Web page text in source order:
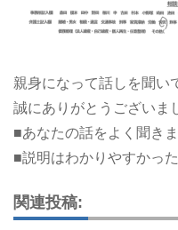
親身になって話しを聞い
誠にありがとうございま
■あなたの話をよく聞き
■説明はわかりやすかっ
関連投稿: